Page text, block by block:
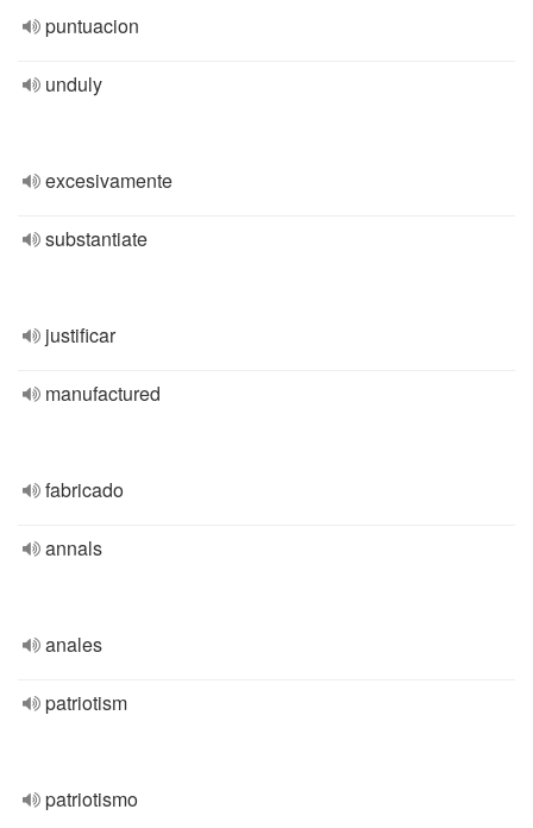
puntuacion
unduly
excesivamente
substantiate
justificar
manufactured
fabricado
annals
anales
patriotism
patriotismo